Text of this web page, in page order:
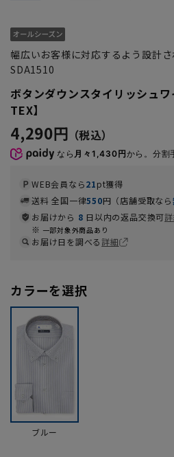
幅広いお客様に対応するよう設計
SDA1510
ボタンダウンスタイリッシュ
TEX】
4,290円
なら 月々1,430円から。分割
WEB会員なら21pt獲得
送料 全国一律550円（店舗受取なら
お届けから 8 日以内の返品交換可
一部対象外商品あり
お届け日を調べる詳細
カラーを選択
ブルー